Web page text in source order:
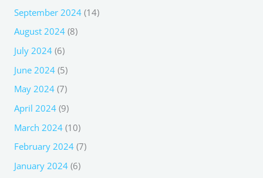
September 2024(14)
August 2024(8)
July 2024(6)
June 2024(5)
May 2024(7)
April 2024(9)
March 2024(10)
February 2024(7)
January 2024(6)